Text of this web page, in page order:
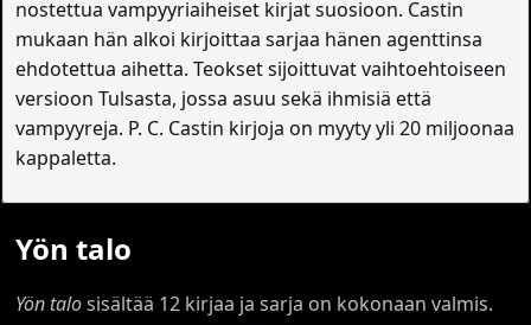
nostettua vampyyriaiheiset kirjat suosioon. Castin
mukaan hän alkoi kirjoittaa sarjaa hänen agenttinsa
ehdotettua aihetta. Teokset sijoittuvat vaihtoehtoiseen
versioon Tulsasta, jossa asuu sekä ihmisiä että
vampyyreja. P. C. Castin kirjoja on myyty yli 20 miljoonaa
kappaletta.
Yön talo
Yön talosisältää 12 kirjaa ja sarja on kokonaan valmis.